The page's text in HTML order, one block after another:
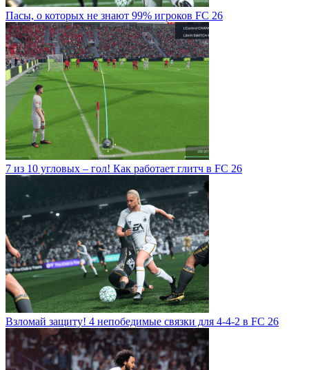
Пасы, о которых не знают 99% игроков FC 26
7 из 10 угловых – гол! Как работает глитч в FC 26
Взломай защиту! 4 непобедимые связки для 4-4-2 в FC 26